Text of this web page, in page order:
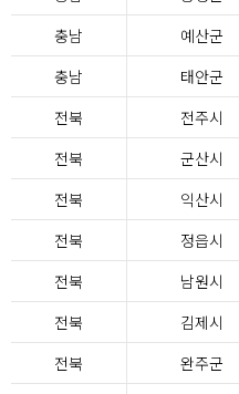
충남
예산군
충남
태안군
전북
전주시
전북
군산시
전북
익산시
전북
정읍시
전북
남원시
전북
김제시
전북
완주군